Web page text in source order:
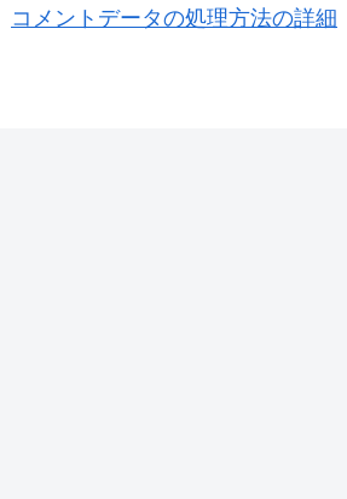
コメントデータの処理方法の詳細